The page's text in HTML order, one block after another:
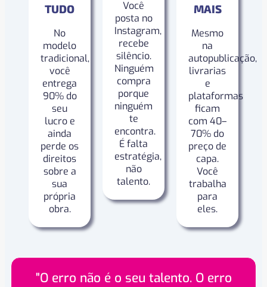
TUDO
No
modelo
tradicional,
você
entrega
90% do
seu
lucro e
ainda
perde os
direitos
sobre a
sua
própria
obra.
Você
posta no
Instagram,
recebe
silêncio.
Ninguém
compra
porque
ninguém
te
encontra.
É falta
estratégia,
não
talento.
MAIS
Mesmo
na
autopublicação,
livrarias
e
plataformas
ficam
com 40–
70% do
preço de
capa.
Você
trabalha
para
eles.
"O erro não é o seu talento. O erro